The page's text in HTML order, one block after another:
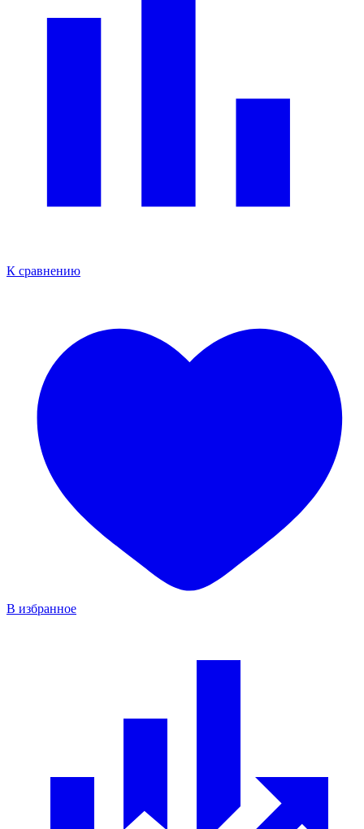
К сравнению
В избранное